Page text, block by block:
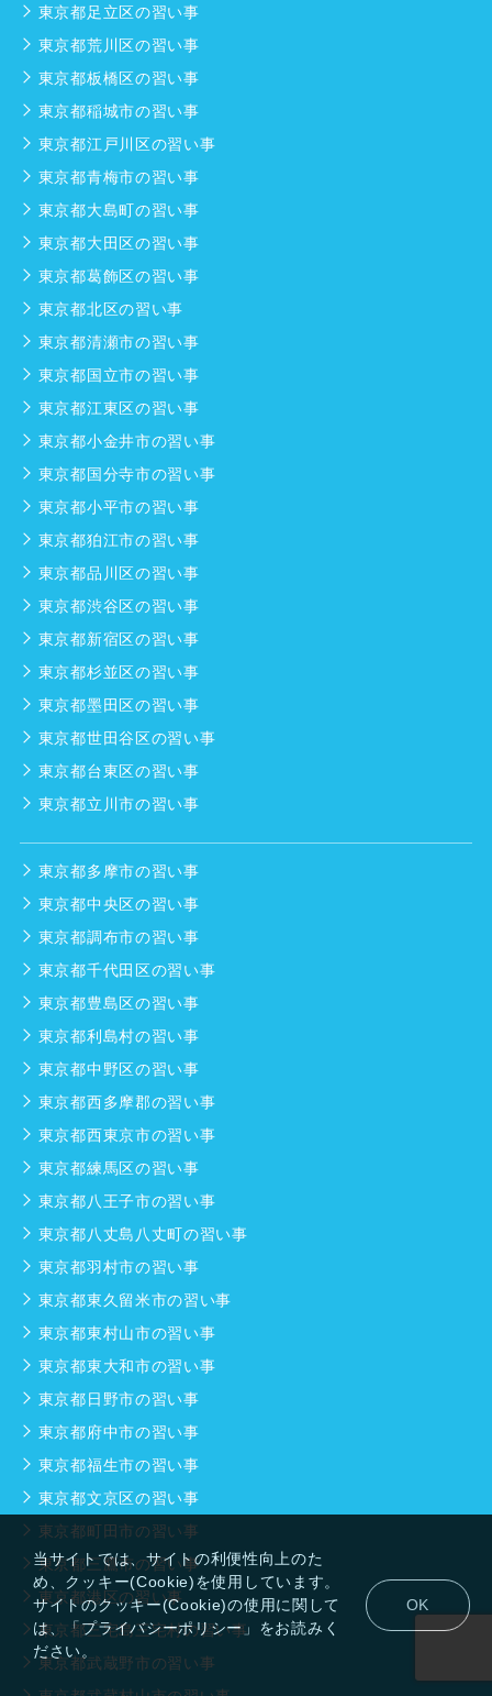
当サイトでは、サイトの利便性向上のた
め、クッキー(Cookie)を使用しています。
サイトのクッキー(Cookie)の使用に関して
は、「プライバシーポリシー」をお読みく
ださい。
OK
東京都足立区の習い事
東京都荒川区の習い事
東京都板橋区の習い事
東京都稲城市の習い事
東京都江戸川区の習い事
東京都青梅市の習い事
東京都大島町の習い事
東京都大田区の習い事
東京都葛飾区の習い事
東京都北区の習い事
東京都清瀬市の習い事
東京都国立市の習い事
東京都江東区の習い事
東京都小金井市の習い事
東京都国分寺市の習い事
東京都小平市の習い事
東京都狛江市の習い事
東京都品川区の習い事
東京都渋谷区の習い事
東京都新宿区の習い事
東京都杉並区の習い事
東京都墨田区の習い事
東京都世田谷区の習い事
東京都台東区の習い事
東京都立川市の習い事
東京都多摩市の習い事
東京都中央区の習い事
東京都調布市の習い事
東京都千代田区の習い事
東京都豊島区の習い事
東京都利島村の習い事
東京都中野区の習い事
東京都西多摩郡の習い事
東京都西東京市の習い事
東京都練馬区の習い事
東京都八王子市の習い事
東京都八丈島八丈町の習い事
東京都羽村市の習い事
東京都東久留米市の習い事
東京都東村山市の習い事
東京都東大和市の習い事
東京都日野市の習い事
東京都府中市の習い事
東京都福生市の習い事
東京都文京区の習い事
東京都町田市の習い事
東京都三鷹市の習い事
東京都港区の習い事
東京都三宅島三宅村の習い事
東京都武蔵野市の習い事